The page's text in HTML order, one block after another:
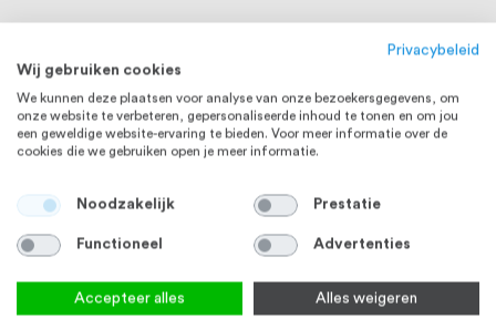
RVS Buis 22,0 x 1,5 mm RVS316
Laagbolkopschroef M6 x 8 mm
ISO 7380 1 RVS 316 (A4) 50
Privacybeleid
Wij gebruiken cookies
We kunnen deze plaatsen voor analyse van onze bezoekersgegevens, om
onze website te verbeteren, gepersonaliseerde inhoud te tonen en om jou
een geweldige website-ervaring te bieden. Voor meer informatie over de
cookies die we gebruiken open je meer informatie.
Noodzakelijk Prestatie
Functioneel Advertenties
Accepteer alles Alles weigeren